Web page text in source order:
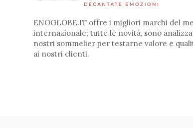
ENOGLOBE.IT offre i migliori marchi del
internazionale; tutte le novità, sono
nostri sommelier per testarne valore e
ai nostri clienti.